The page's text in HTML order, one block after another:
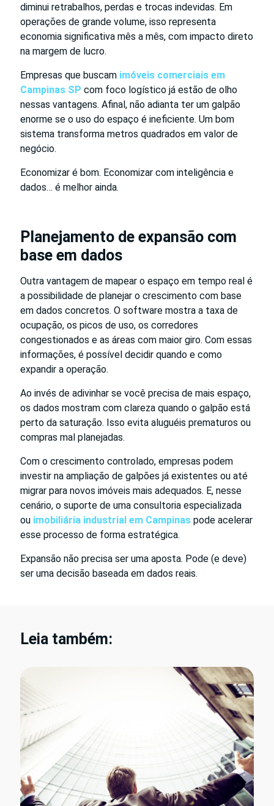
diminui retrabalhos, perdas e trocas indevidas. Em
operações de grande volume, isso representa
economia significativa mês a mês, com impacto direto
na margem de lucro.
Empresas que buscam imóveis comerciais em
Campinas SP com foco logístico já estão de olho
nessas vantagens. Afinal, não adianta ter um galpão
enorme se o uso do espaço é ineficiente. Um bom
sistema transforma metros quadrados em valor de
negócio.
Economizar é bom. Economizar com inteligência e
dados… é melhor ainda.
Planejamento de expansão com
base em dados
Outra vantagem de mapear o espaço em tempo real é
a possibilidade de planejar o crescimento com base
em dados concretos. O software mostra a taxa de
ocupação, os picos de uso, os corredores
congestionados e as áreas com maior giro. Com essas
informações, é possível decidir quando e como
expandir a operação.
Ao invés de adivinhar se você precisa de mais espaço,
os dados mostram com clareza quando o galpão está
perto da saturação. Isso evita aluguéis prematuros ou
compras mal planejadas.
Com o crescimento controlado, empresas podem
investir na ampliação de galpões já existentes ou até
migrar para novos imóveis mais adequados. E, nesse
cenário, o suporte de uma consultoria especializada
ou imobiliária industrial em Campinas pode acelerar
esse processo de forma estratégica.
Expansão não precisa ser uma aposta. Pode (e deve)
ser uma decisão baseada em dados reais.
Leia também: